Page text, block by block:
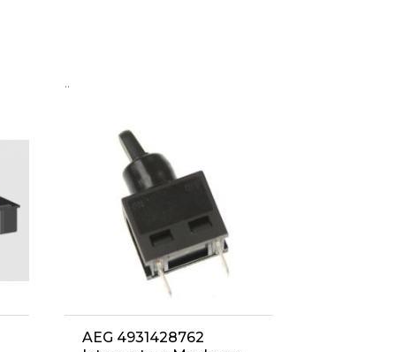
..
AEG 4931428762